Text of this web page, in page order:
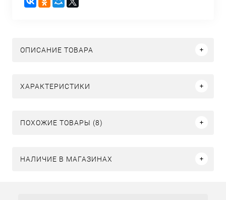
ОПИСАНИЕ ТОВАРА
ХАРАКТЕРИСТИКИ
ПОХОЖИЕ ТОВАРЫ (8)
НАЛИЧИЕ В МАГАЗИНАХ